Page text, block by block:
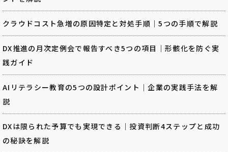
クラウドコスト急増の原因特定と対処手順｜5つの手順で解説
DX推進の月次定例会で報告すべき5つの項目｜形骸化を防ぐ実
践ガイド
AIリテラシー教育の5つの設計ポイント｜企業の実践手法を解
説
DXは限られた予算でも実現できる｜投資判断4ステップと成功
の秘訣を解説